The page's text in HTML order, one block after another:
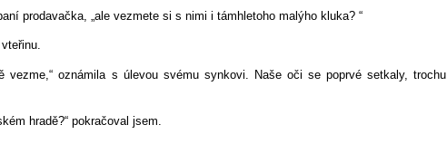
prodavačka, „ale vezmete si s nimi i támhletoho malýho kluka? “
vezme,“ oznámila s úlevou svému synkovi. Naše oči se poprvé setkaly, trochu
hradě?“ pokračoval jsem.